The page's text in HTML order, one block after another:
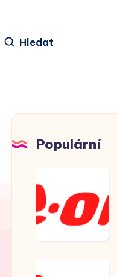
Hledat
Populární
pobočka
Jihlava